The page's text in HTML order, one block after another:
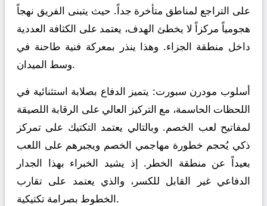
على التراجع لمناطق متأخرة جداً. حيث يتبنى الفريق نهجاً
هجومياً مركزاً لا يخطئ الهدف، يعتمد على الكثافة العددية
داخل منطقة الجزاء. وهذا ينذر بمعركة فنية طاحنة في
وسط الميدان.
أسلوب مودرن سبورت: يتميز الدفاع بصلابة استثنائية في
اللحظات الحاسمة، مع التركيز العالي على الرقابة اللصيقة
لمفاتيح لعب الخصم. وبالتالي يعتمد التكتيك على تمركز
ذكي يُحجم خطورة مهاجمي الخصم ويجبرهم على اللعب
بعيداً عن منطقة الخطر. إذ يشيد الخبراء بهذا الجدار
الدفاعي غير القابل للكسر، والذي يعتمد على تقارب
الخطوط بصرامة تكتيكية.